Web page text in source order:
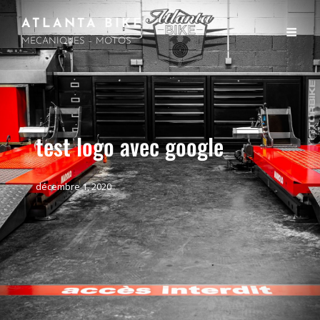
ATLANTA BIKE
MECANIQUES – MOTOS
test logo avec google
décembre 1, 2020